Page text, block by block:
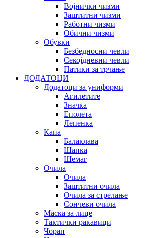
Војнички чизми
Заштитни чизми
Работни чизми
Обични чизми
Обувки
Безбедносни чевли
Секојдневни чевли
Патики за трчање
ДОДАТОЦИ
Додатоци за униформи
Агилетите
Значка
Еполета
Лепенка
Капа
Балаклава
Шапка
Шемаг
Очила
Очила
Заштитни очила
Очила за стрелање
Сончеви очила
Маска за лице
Тактички ракавици
Чорап